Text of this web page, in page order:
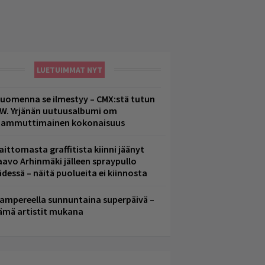
LUETUIMMAT NYT
se ilmestyy – CMX:stä tutun
Yrjänän uutuusalbumi om
kokonaisuus
graffitista kiinni jäänyt
Arhinmäki jälleen spraypullo
– näitä puolueita ei kiinnosta
sunnuntaina superpäivä –
artistit mukana